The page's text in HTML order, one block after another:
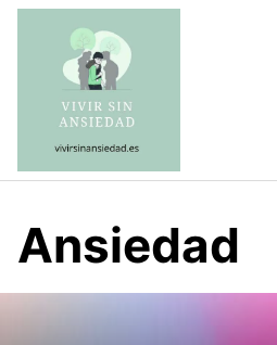
Saltar
contenido
Ansiedad